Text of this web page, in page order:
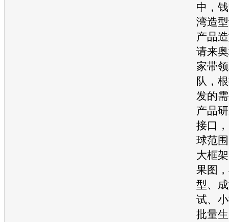
中，
湾造
产品
请来
家带领
队，
发的
产品
接口
球范
大框
果图
型、
试、
批量